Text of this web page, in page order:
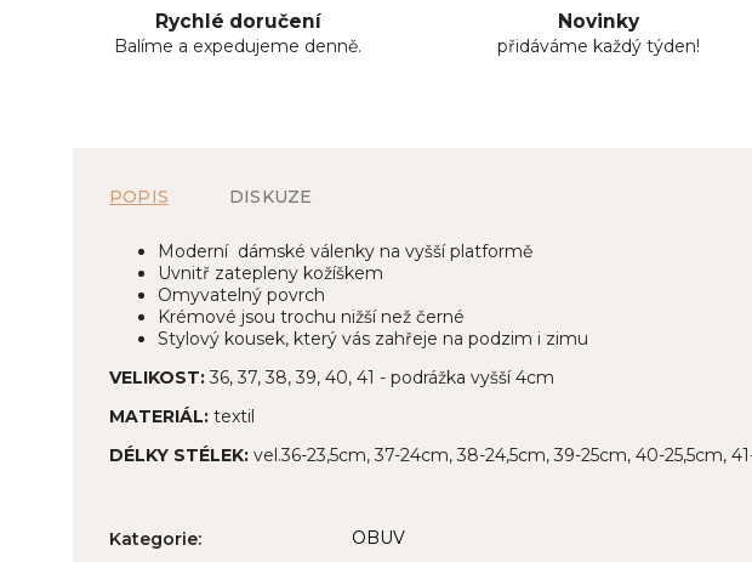
Rychlé doručení
Balíme a expedujeme denně.
Novinky
přidáváme každý týden!
POPIS DISKUZE
Moderní dámské válenky na vyšší platformě
Uvnitř zatepleny kožíškem
Omyvatelný povrch
Krémové jsou trochu nižší než černé
Stylový kousek, který vás zahřeje na podzim i zimu
VELIKOST: 36, 37, 38, 39, 40, 41 - podrážka vyšší 4cm
MATERIÁL: textil
DÉLKY STÉLEK: vel.36-23,5cm, 37-24cm, 38-24,5cm, 39-25cm, 40-25,5cm,
Kategorie:
OBUV